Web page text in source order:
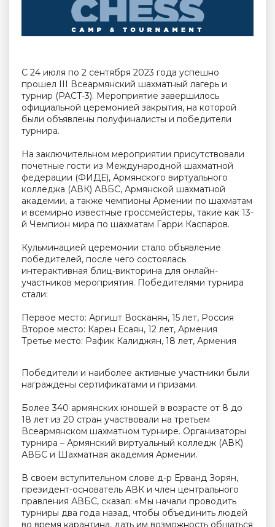
С 24 июля по 2 сентября 2023 года успешно
прошел III Всеармянский шахматный лагерь и
турнир (PACT-3). Мероприятие завершилось
официальной церемонией закрытия, на которой
были объявлены полуфиналисты и победители
турнира.
На заключительном мероприятии присутствовали
почетные гости из Международной шахматной
федерации (ФИДЕ), Армянского виртуального
колледжа (АВК) АВБС, Армянской шахматной
академии, а также чемпионы Армении по шахматам
и всемирно известные гроссмейстеры, такие как 13-
й Чемпион мира по шахматам Гарри Каспаров.
Кульминацией церемонии стало объявление
победителей, после чего состоялась
интерактивная блиц-викторина для онлайн-
участников мероприятия. Победителями турнира
стали:
Первое место: Аргишт Восканян, 15 лет, Россия
Второе место: Карен Есаян, 12 лет, Армения
Третье место: Рафик Калиджян, 18 лет, Армения
Победители и наиболее активные участники были
награждены сертификатами и призами.
Более 340 армянских юношей в возрасте от 8 до
18 лет из 20 стран участвовали на третьем
Всеармянском шахматном турнире. Организаторы
турнира – Армянский виртуальный колледж (АВК)
АВБС и Шахматная академия Армении.
В своем вступительном слове д-р Ерванд Зорян,
президент-основатель АВК и член центрального
правления АВБС, сказал: «Мы начали проводить
турниры два года назад, чтобы объединить людей
во время карантина, дать им возможность общаться